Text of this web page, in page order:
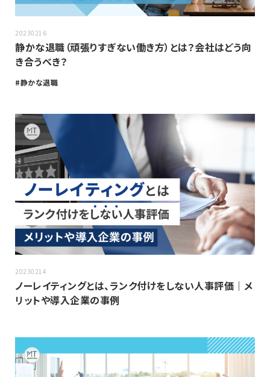
20230216
静かな退職（頑張りすぎない働き方）とは？会社はどう向
き合うべき？
静かな退職
20230214
ノーレイティングとは、ランク付けをしない人事評価｜メ
リットや導入企業の事例